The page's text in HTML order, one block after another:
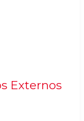
Externos